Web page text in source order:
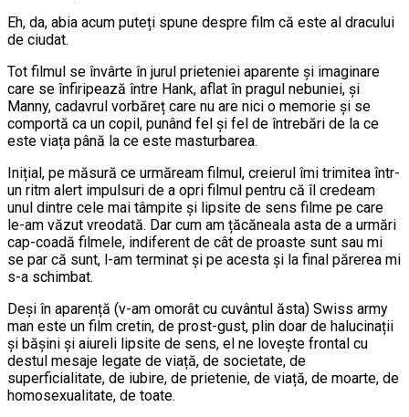
Eh, da, abia acum puteți spune despre film că este al dracului
de ciudat.
Tot filmul se învârte în jurul prieteniei aparente și imaginare
care se înfiripează între Hank, aflat în pragul nebuniei, și
Manny, cadavrul vorbăreț care nu are nici o memorie și se
comportă ca un copil, punând fel și fel de întrebări de la ce
este viața până la ce este masturbarea.
Inițial, pe măsură ce urmăream filmul, creierul îmi trimitea într-
un ritm alert impulsuri de a opri filmul pentru că îl credeam
unul dintre cele mai tâmpite și lipsite de sens filme pe care
le-am văzut vreodată. Dar cum am țăcăneala asta de a urmări
cap-coadă filmele, indiferent de cât de proaste sunt sau mi
se par că sunt, l-am terminat și pe acesta și la final părerea mi
s-a schimbat.
Deși în aparență (v-am omorât cu cuvântul ăsta) Swiss army
man este un film cretin, de prost-gust, plin doar de halucinații
și bășini și aiureli lipsite de sens, el ne lovește frontal cu
destul mesaje legate de viață, de societate, de
superficialitate, de iubire, de prietenie, de viață, de moarte, de
homosexualitate, de toate.